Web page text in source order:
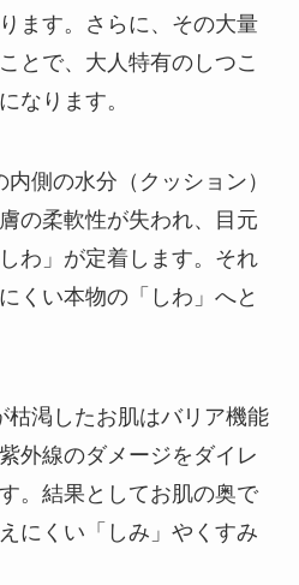
ます。さらに、その大量
とで、大人特有のしつこ
なります。
側の水分（クッション）
の柔軟性が失われ、目元
わ」が定着します。それ
くい本物の「しわ」へと
渇したお肌はバリア機能
外線のダメージをダイレ
。結果としてお肌の奥で
にくい「しみ」やくすみ